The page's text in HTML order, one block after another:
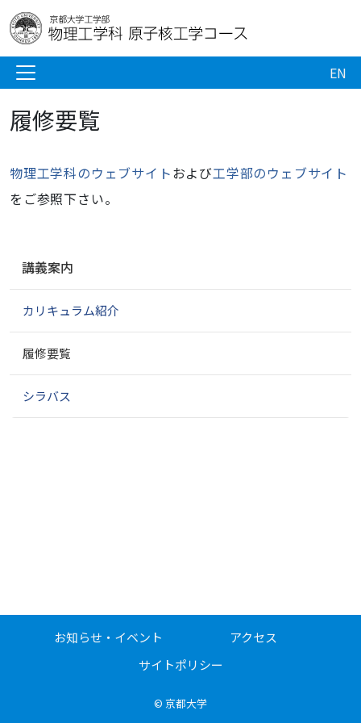
EN
履修要覧
物理工学科のウェブサイトおよび工学部のウェブサイト
をご参照下さい。
ゲ
シ
ン
講義案内
カリキュラム紹介
履修要覧
シラバス
© 京都大学
お知らせ・イベント
アクセス
サイトポリシー